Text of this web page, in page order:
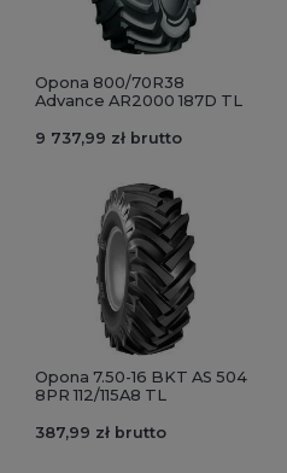
Opona 800/70R38
Advance AR2000 187D TL
9 737,99 zł brutto
Opona 7.50-16 BKT AS 504
8PR 112/115A8 TL
387,99 zł brutto